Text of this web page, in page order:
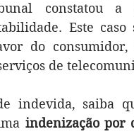
constatou a
do
de
indevida, saiba
indenização por